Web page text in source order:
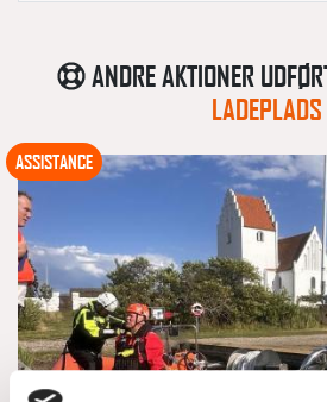
ANDRE AKTIONER
LADEPLADS
ASSISTANCE